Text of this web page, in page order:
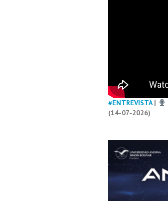
#ENTREVISTA|
(14-07-2026)